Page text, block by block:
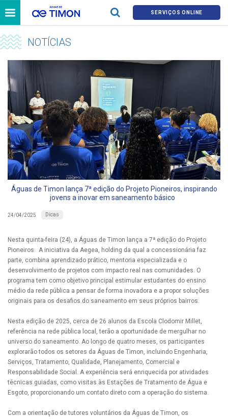
SERVIÇOS ONLINE
NOTÍCIAS
Águas de Timon lança 7ª edição do Projeto Pioneiros, inspirando
jovens a inovar em saneamento básico
24/04/2025 Dicas
Nesta quinta-feira (24), a Águas de Timon lança a 7ª edição do Projeto
Pioneiros. A iniciativa da Aegea, holding da qual a concessionária faz
parte, combina aprendizado prático, mentoria especializada e o
desenvolvimento de projetos com impacto real nas comunidades. O
programa tem como objetivo principal estimular estudantes do ensino
médio da rede pública a pensar de forma inovadora e a propor soluções
originais para os desafios do saneamento em seus próprios bairros.
Nesta edição de 2025, cerca de 26 alunos da Escola Clodomir Millet,
referência na rede pública local, terão a oportunidade de mergulhar no
universo do saneamento. Ao longo de quatro meses, os participantes
explorarão todos os setores da Águas de Timon, incluindo Engenharia,
Serviços, Tratamento, Qualidade, Planejamento, Comercial e
Responsabilidade Social. A experiência será enriquecida por atividades
técnicas guiadas, como visitas às Estações de Tratamento de Água e
Esgoto, proporcionando um contato direto com a operação do sistema.
Com a orientação de tutores voluntários da Águas de Timon, os